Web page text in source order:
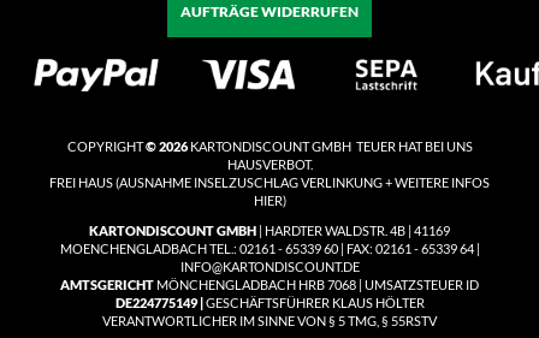
AUFTRÄGE WIDERRUFEN
COPYRIGHT© 2026KARTONDISCOUNT GMBH TEUER HAT BEI UNS
HAUSVERBOT.
FREI HAUS(AUSNAHME INSELZUSCHLAG VERLINKUNG + WEITERE INFOS
HIER)
KARTONDISCOUNT GMBH | HARDTER WALDSTR. 4B | 41169
MOENCHENGLADBACH TEL.: 02161 - 65339 60 | FAX: 02161 - 65339 64 |
INFO@KARTONDISCOUNT.DE
AMTSGERICHT MÖNCHENGLADBACH HRB 7068 | UMSATZSTEUER ID
DE224775149 |GESCHÄFTSFÜHRER KLAUS HÖLTER
VERANTWORTLICHER IM SINNE VON § 5 TMG, § 55RSTV